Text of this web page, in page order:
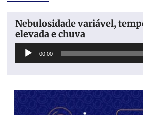
Nebulosidade variável,
elevada e chuva
Tocador
00:00